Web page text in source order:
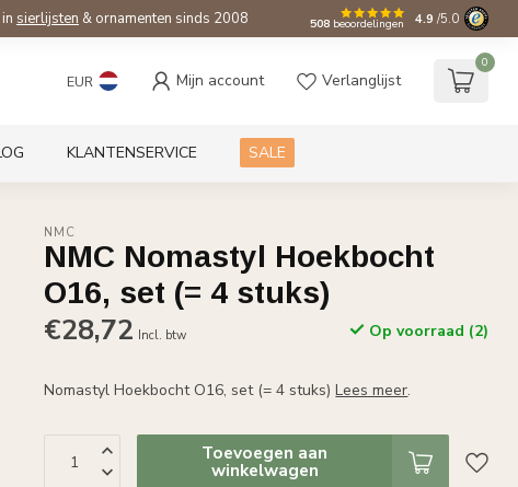
sierlijsten & ornamenten sinds 2008 508 beoordelingen 4.9 /5.0
EUR Mijn account Verlanglijst
0
KLANTENSERVICE SALE
NMC
NMC Nomastyl Hoekbocht
O16, set (= 4 stuks)
€28,72 Incl. btw Op voorraad (2)
Nomastyl Hoekbocht O16, set (= 4 stuks)Lees meer.
Toevoegen aan
winkelwagen